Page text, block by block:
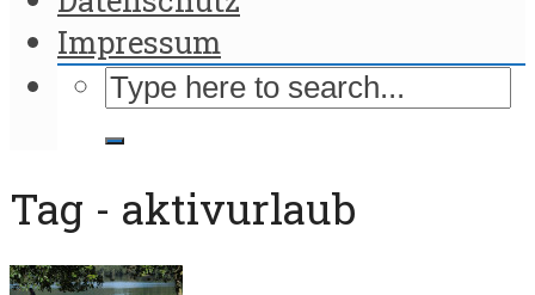
Impressum
Tag - aktivurlaub